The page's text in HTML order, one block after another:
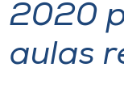
Atendimento ao
Portal de Ensino
2020
aulas